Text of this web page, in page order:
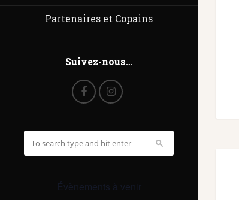
Partenaires et Copains
Suivez-nous…
Évènements à venir